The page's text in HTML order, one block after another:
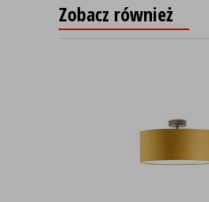
Zobacz również